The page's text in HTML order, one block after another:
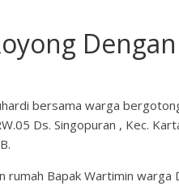
bersama warga
Ds. Singopuran , Kec.
Bapak Wartimin warga